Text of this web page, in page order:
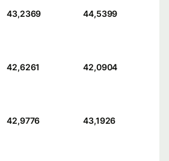
43,2369 44,5399
42,6261 42,0904
42,9776 43,1926